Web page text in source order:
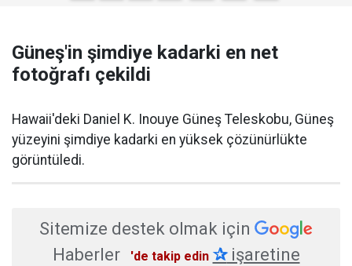
Güneş'in şimdiye kadarki en net
fotoğrafı çekildi
Hawaii'deki Daniel K. Inouye Güneş Teleskobu, Güneş
yüzeyini şimdiye kadarki en yüksek çözünürlükte
görüntüledi.
Sitemize destek olmak için
Haberler
'de takip edin ✰işaretine